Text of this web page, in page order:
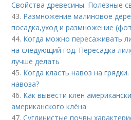
Свойства древесины. Полезные
43. Размножение малиновое
посадка,уход и размножение
44. Когда можно пересаживать
на следующий год. Пересадка
лучше делать
45. Когда класть навоз на
навоза?
46. Как вывести клен
американского клёна
47.Суглинистые почвы